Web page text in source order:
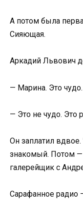
А потом была
Сияющая.
Аркадий Львович
— Марина. Это чудо.
— Это не чудо. Это
Он заплатил
знакомый. Потом
галерейщик с
Сарафанное радио